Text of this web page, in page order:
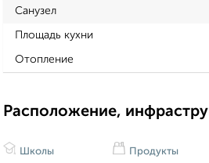
Санузел
Площадь кухни
Отопление
Расположение,
Школы Продукты